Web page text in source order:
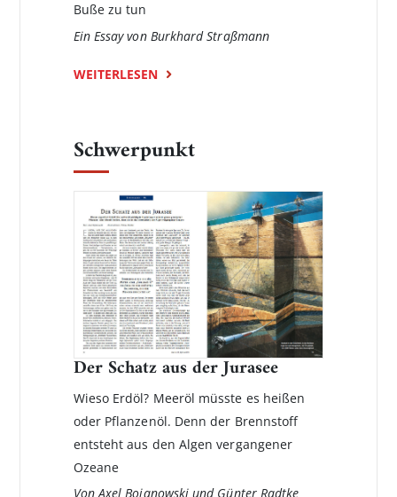
Buße zu tun
Ein Essay von Burkhard Straßmann
WEITERLESEN
Schwerpunkt
Der Schatz aus der Jurasee
Wieso Erdöl? Meeröl müsste es heißen
oder Pflanzenöl. Denn der Brennstoff
entsteht aus den Algen vergangener
Ozeane
Von Axel Bojanowski und Günter Radtke